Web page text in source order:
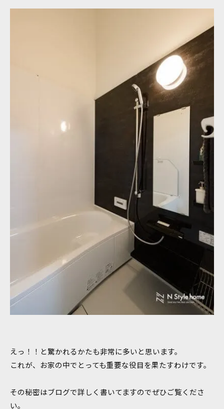
えっ！！と驚かれるかたも非常に多いと思います。
これが、お家の中でとっても重要な役目を果たすわけです。
その秘密はブログで詳しく書いてますのでぜひご覧くださ
い。